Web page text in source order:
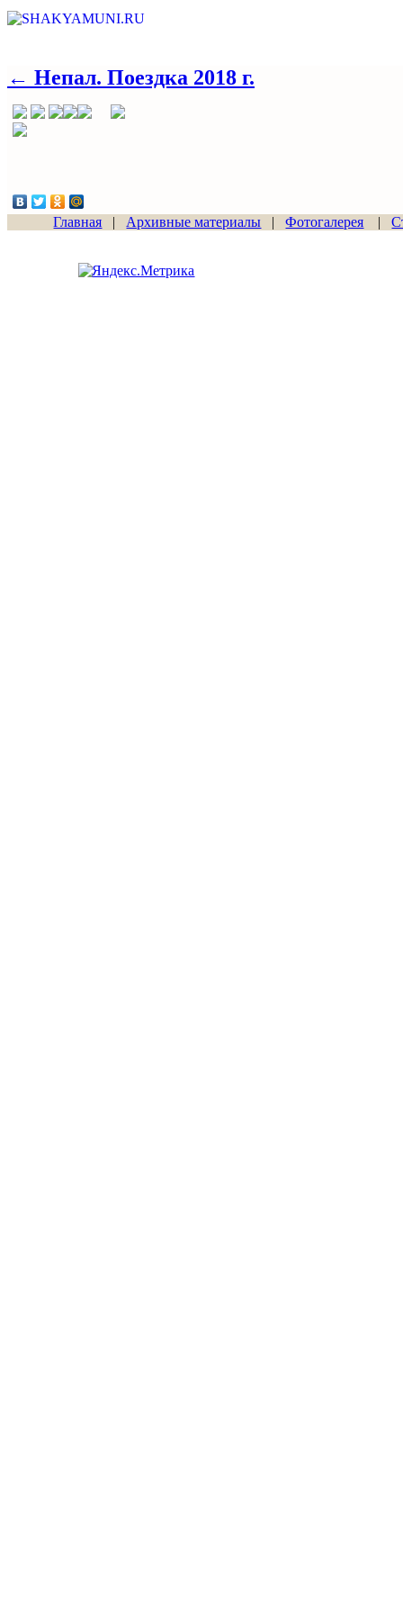
← Непал. Поездка 2018 г.
Главная | Архивные материалы |Фотогалерея |